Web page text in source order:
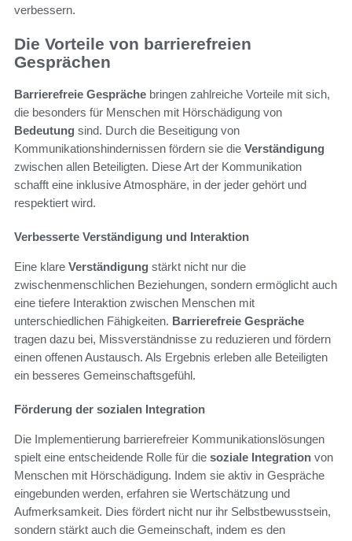
verbessern.
Die Vorteile von barrierefreien
Gesprächen
Barrierefreie Gespräche bringen zahlreiche Vorteile mit sich,
die besonders für Menschen mit Hörschädigung von
Bedeutung sind. Durch die Beseitigung von
Kommunikationshindernissen fördern sie die Verständigung
zwischen allen Beteiligten. Diese Art der Kommunikation
schafft eine inklusive Atmosphäre, in der jeder gehört und
respektiert wird.
Verbesserte Verständigung und Interaktion
Eine klare Verständigung stärkt nicht nur die
zwischenmenschlichen Beziehungen, sondern ermöglicht auch
eine tiefere Interaktion zwischen Menschen mit
unterschiedlichen Fähigkeiten. Barrierefreie Gespräche
tragen dazu bei, Missverständnisse zu reduzieren und fördern
einen offenen Austausch. Als Ergebnis erleben alle Beteiligten
ein besseres Gemeinschaftsgefühl.
Förderung der sozialen Integration
Die Implementierung barrierefreier Kommunikationslösungen
spielt eine entscheidende Rolle für die soziale Integration von
Menschen mit Hörschädigung. Indem sie aktiv in Gespräche
eingebunden werden, erfahren sie Wertschätzung und
Aufmerksamkeit. Dies fördert nicht nur ihr Selbstbewusstsein,
sondern stärkt auch die Gemeinschaft, indem es den